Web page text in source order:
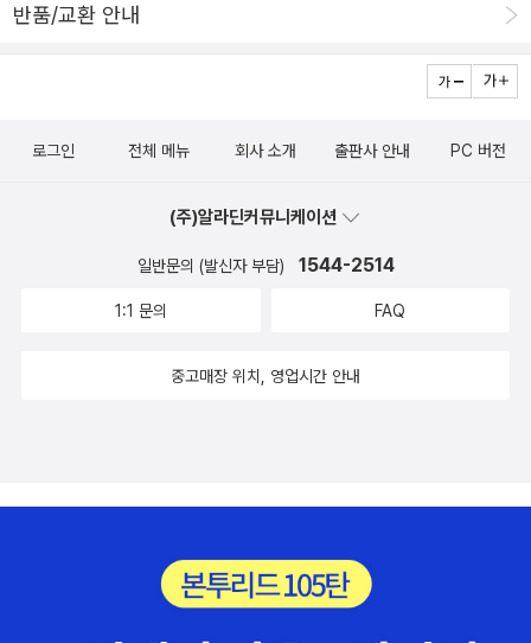
는 직업도 그 이름도 성격도 별로 알려주지 않는다. 또한 작중 세계의
시공간도 한정하지 않아서 우리는 주인공이 사는 시대와 장소를 알기
어렵다.등장인물과 배경의 '애매성'이 그가 추구하는 작품의 특성이라
이라는 것을 의미하는 것은 아닐까?1950년대에 이 쇼트쇼트시리즈
그의 작품이 아직도 생명력을 얻고 있는 것은 그 '애매성' 때문이라는
오되는 현실이 안타깝다..'우리 아이만은' 을 읽고는 화가 치밀었다.세
런 생각을 하는 것은 아닐까? 하는 의문이 들었다.과연 세상은 그렇
는 언제나 누군가 있을 것이다는 생각...요즘 들어 시끄러운 세상사에
웃음 짓게 했다.손에서 놓고 쉽지 않은 책이다..^^
반품/교환 안내
로그인 전체 메뉴 회사 소개 출판사 안내 PC 버전
(주)알라딘커뮤니케이션
일반문의 (발신자 부담) 1544-2514
1:1 문의 FAQ
중고매장 위치, 영업시간 안내